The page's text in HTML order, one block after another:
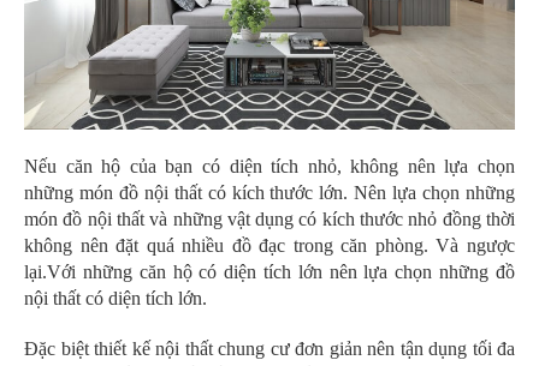
Nếu căn hộ của bạn có diện tích nhỏ, không nên lựa chọn
những món đồ nội thất có kích thước lớn. Nên lựa chọn những
món đồ nội thất và những vật dụng có kích thước nhỏ đồng thời
không nên đặt quá nhiều đồ đạc trong căn phòng. Và ngược
lại.Với những căn hộ có diện tích lớn nên lựa chọn những đồ
nội thất có diện tích lớn.
Đặc biệt thiết kế nội thất chung cư đơn giản nên tận dụng tối đa